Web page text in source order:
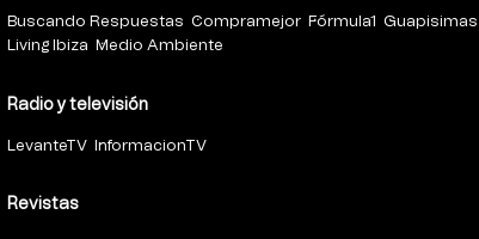
Buscando Respuestas Compramejor Fórmula1 Guapisimas
Living Ibiza
Medio Ambiente
Radio y televisión
LevanteTV InformacionTV
Revistas